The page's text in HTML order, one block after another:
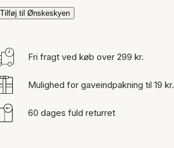
Tilføj til Ønskeskyen
Fri fragt ved køb over 299 kr.
Mulighed for gaveindpakning til 19 kr.
60 dages fuld returret